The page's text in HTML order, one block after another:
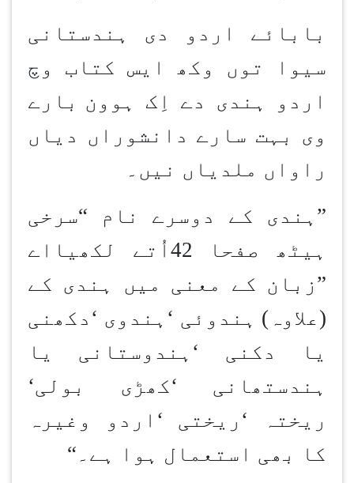
بابائے اردو دی ہندستانی
سیوا توں وکھ ایس کتاب وچ
اردو ہندی دے اِک ہوون بارے
وی بہت سارے دانشوراں دیاں
راواں ملدیاں نیں۔
”ہندی کے دوسرے نام
“سرخی
ہیٹھ صفحا 42اُتے لکھیااے
” زبان کے معنی میں ہندی کے
(علاوہ) ہندوئی ‘ ہندوی ‘ دکھنی
یا دکنی ‘ ہندوستانی یا
ہندستھانی ‘کھڑی بولی‘
ریختہ
‘ ریختی ‘ اردو وغیرہ
کا بھی استعمال ہوا ہے۔ “